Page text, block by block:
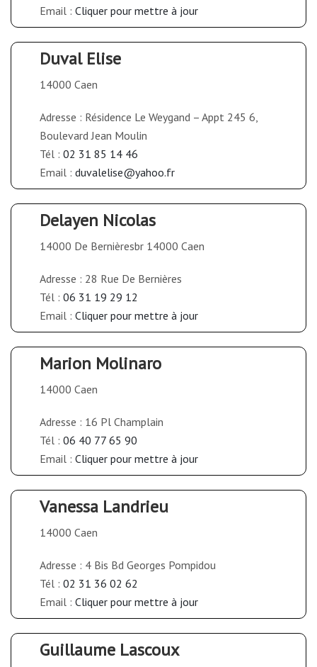
Email : Cliquer pour mettre à jour
Duval Elise
14000 Caen
Adresse : Résidence Le Weygand – Appt 245 6,
Boulevard Jean Moulin
Tél : 02 31 85 14 46
Email : duvalelise@yahoo.fr
Delayen Nicolas
14000 De Bernièresbr 14000 Caen
Adresse : 28 Rue De Bernières
Tél : 06 31 19 29 12
Email : Cliquer pour mettre à jour
Marion Molinaro
14000 Caen
Adresse : 16 Pl Champlain
Tél : 06 40 77 65 90
Email : Cliquer pour mettre à jour
Vanessa Landrieu
14000 Caen
Adresse : 4 Bis Bd Georges Pompidou
Tél : 02 31 36 02 62
Email : Cliquer pour mettre à jour
Guillaume Lascoux